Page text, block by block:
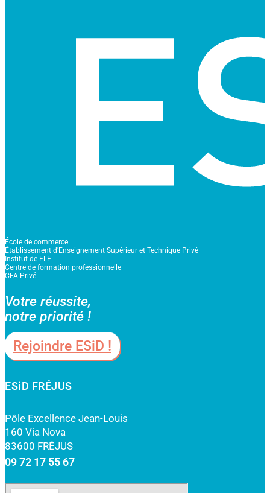
École de commerce
Établissement d'Enseignement Supérieur et Technique Privé
Institut de FLE
Centre de formation professionnelle
CFA Privé
Votre réussite,
notre priorité !
Rejoindre ESiD !
ESiD FRÉJUS
Pôle Excellence Jean-Louis
160 Via Nova
83600 FRÉJUS
09 72 17 55 67